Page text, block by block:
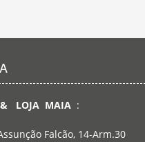
LOJA MAIA :
Falcão, 14-Arm.30